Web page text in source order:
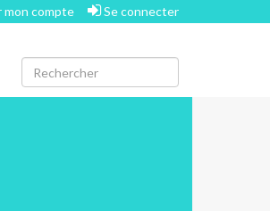
mon compte Se connecter